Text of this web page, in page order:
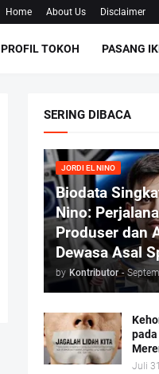
Home About Us Disclaimer
PROFIL TOKOH PASANG
SERING DIBACA
JORDI EL NINO
Biodata
Nino:
Produser dan
Dewasa Asal
by Kontributor -
Juli